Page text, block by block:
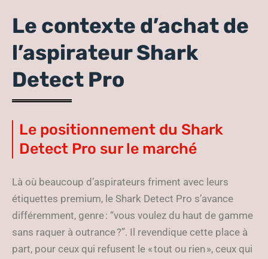
Le contexte d’achat de
l’aspirateur Shark
Detect Pro
Le positionnement du Shark
Detect Pro sur le marché
Là où beaucoup d’aspirateurs friment avec leurs
étiquettes premium, le Shark Detect Pro s’avance
différemment, genre : “vous voulez du haut de gamme
sans raquer à outrance ?”. Il revendique cette place à
part, pour ceux qui refusent le « tout ou rien », ceux qui